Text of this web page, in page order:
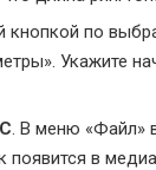
кнопкой по
Укажите
. В меню «Файл»
в